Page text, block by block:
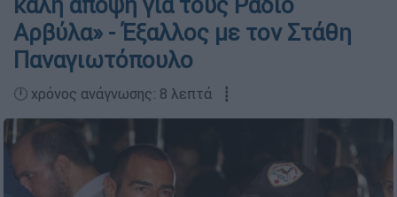
Αρβύλα» - Έξαλλος με τον Στάθη
Παναγιωτόπουλο
🕛 χρόνος ανάγνωσης: 8 λεπτά ┋